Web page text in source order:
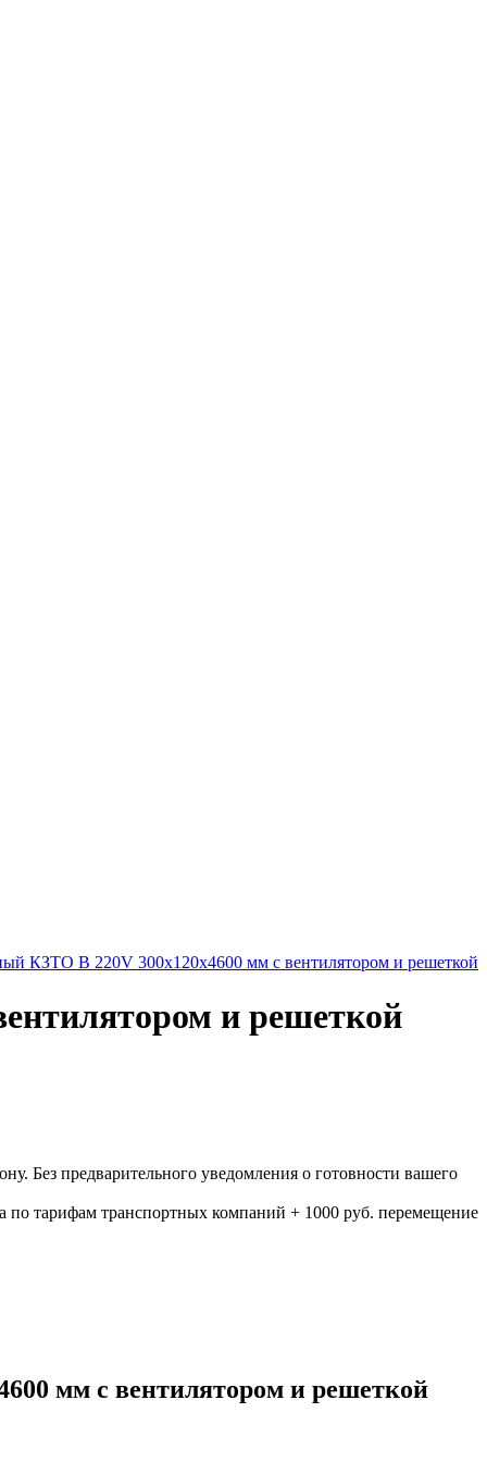
КЗТО В 220V 300x120x4600 мм с вентилятором и решеткой
и решеткой
Без предварительного уведомления о готовности вашего
тарифам транспортных компаний + 1000 руб. перемещение
мм с вентилятором и решеткой